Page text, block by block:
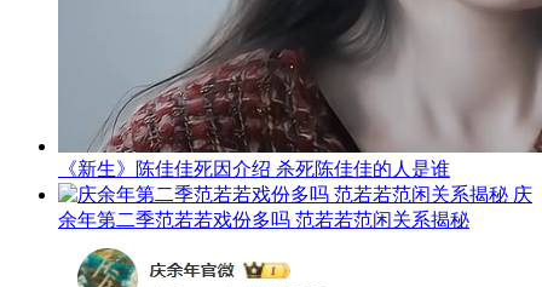
《新生》陈佳佳死因介绍 杀死陈佳佳的人是谁
庆
余年第二季范若若戏份多吗 范若若范闲关系揭秘